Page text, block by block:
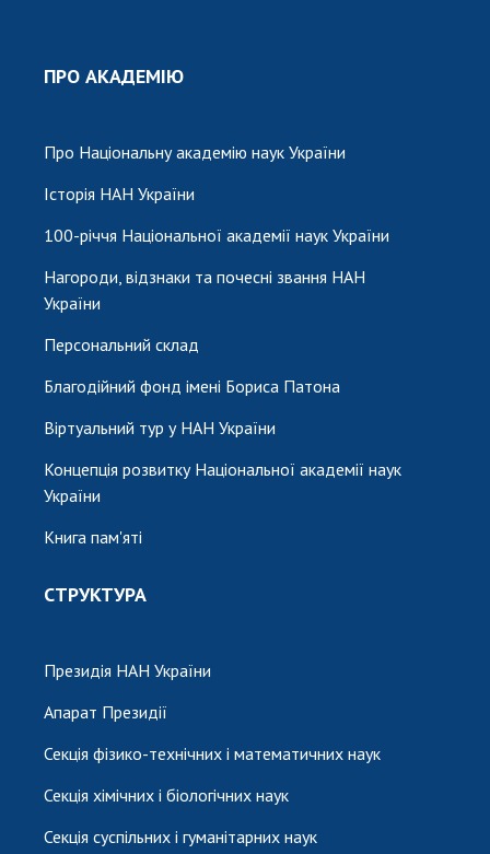
ПРО АКАДЕМІЮ
Про Національну академію наук України
Історія НАН України
100-річчя Національної академії наук України
Нагороди, відзнаки та почесні звання НАН
України
Персональний склад
Благодійний фонд імені Бориса Патона
Віртуальний тур у НАН України
Концепція розвитку Національної академії наук
України
Книга пам'яті
СТРУКТУРА
Президія НАН України
Апарат Президії
Секція фізико-технічних і математичних наук
Секція хімічних і біологічних наук
Секція суспільних і гуманітарних наук